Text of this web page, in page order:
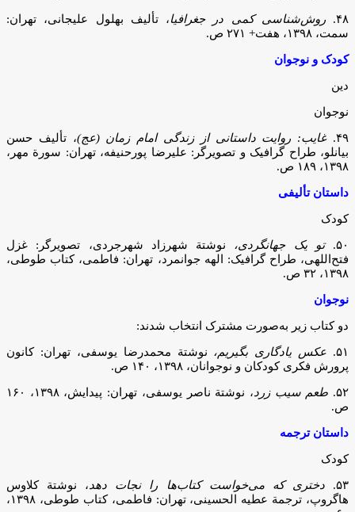
۴۸. روش‌شناسی کمی در جغرافیا، تألیف بهلول علیجانی، تهران:
سمت، ۱۳۹۸، هفت+ ۲۷۱ ص.
کودک و نوجوان
دین
نوجوان
۴۹. غایب: روایت داستانی از زندگی امام زمان (عج)، تألیف حسن
بیانلو، طراح گرافیک و تصویرگر: علیرضا پورحنیفه، تهران: سورة مهر،
۱۳۹۸، ۱۸۹ ص.
داستان تألیفی
کودک
۵۰. تو یک جهانگردی، نوشتة شهرزاد شهرجردی، تصویرگر: غزل
فتح‌اللهی، طراح گرافیک: الهه جوانمرد، تهران: فاطمی، کتاب طوطی،
۱۳۹۸، ۳۲ ص.
نوجوان
دو کتاب زیر به‌صورت مشترک انتخاب شدند:
۵۱. عکس یادگاری بگیریم،
نوشتة محمدرضا یوسفی، تهران: کانون
پرورش فکری کودکان و نوجوانان، ۱۳۹۸، ۱۴۰ ص.
۵۲. طعم سیب زرد
، نوشتة ناصر یوسفی، تهران: پیدایش، ۱۳۹۸، ۱۶۰
ص.
داستان ترجمه
کودک
۵۳. دختری که می‌خواست کتاب‌ها را نجات دهد، نوشتة کلاوس
هاگروپ، ترجمة عطیه الحسینی، تهران: فاطمی، کتاب طوطی، ۱۳۹۸،